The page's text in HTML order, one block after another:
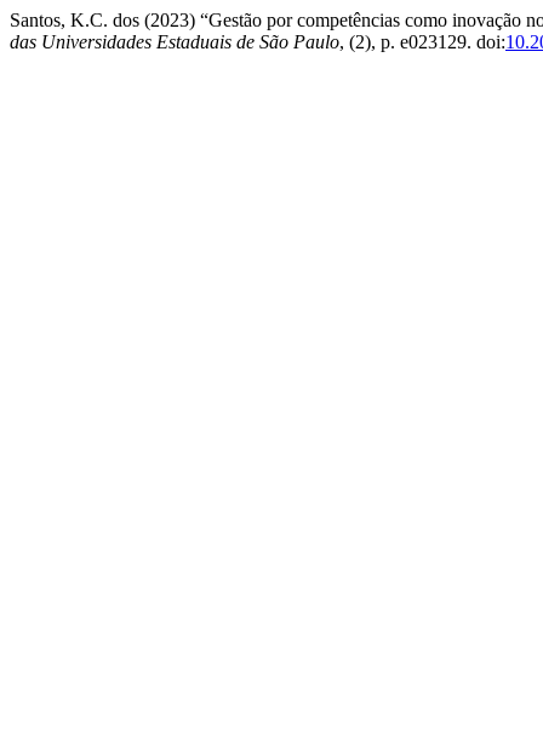
Santos, K.C. dos (2023) “Gestão por competências como inovação
das Universidades Estaduais de São Paulo, (2), p. e023129. doi: